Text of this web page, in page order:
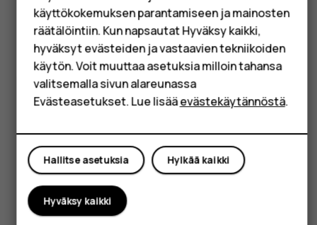
Yrityksille
Tabletit
Shop
Onko kysyttävää?
Vieraile
tukikeskuksessamme
saadaksesivastauksia ja
tukea.
käyttökokemuksen parantamiseen ja mainosten
räätälöintiin. Kun napsautat Hyväksy kaikki,
hyväksyt evästeiden ja vastaavien tekniikoiden
käytön. Voit muuttaa asetuksia milloin tahansa
valitsemalla sivun alareunassa
Evästeasetukset. Lue lisääevästekäytännöstä.
Hylkää kaikki
Hallitse asetuksia
Hyväksy kaikki